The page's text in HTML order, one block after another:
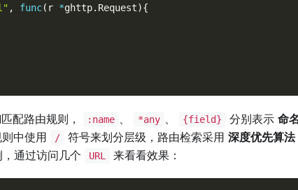
, func( r *ghttp. Request){
配路由规则， :name *any {field} 分别表示 命
中使用 / 符号来划分层级，路由检索采用 深度优先算法
通过访问几个
URL 来看看效果：